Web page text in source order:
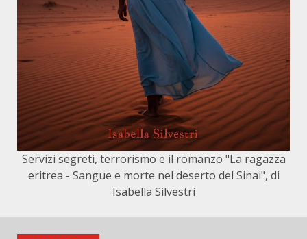
Servizi segreti, terrorismo e il romanzo "La ragazza
eritrea - Sangue e morte nel deserto del Sinai", di
Isabella Silvestri